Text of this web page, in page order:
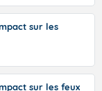
sur les
sur les feux